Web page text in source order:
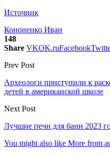
Источник
Кононенко Иван
148
Share VKOK.ruFacebook
Prev Post
Археологи приступили к
детей в американской школе
Next Post
Лучшие печи для бани 2023
You might also like More from